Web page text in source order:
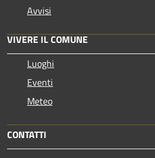
Avvisi
VIVERE IL COMUNE
Luoghi
Eventi
Meteo
CONTATTI